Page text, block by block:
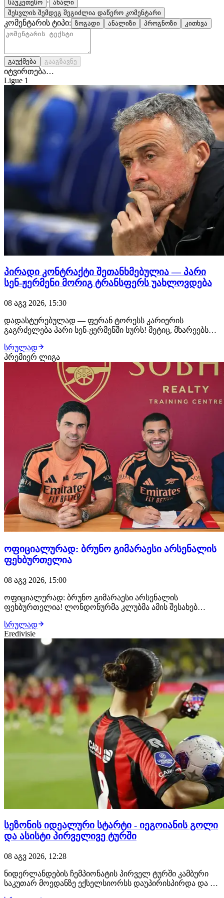
საუკეთესო
ახალი
შესვლის შემდეგ შეგიძლია დაწერო კომენტარი
კომენტარის ტიპი: ზოგადი ანალიზი პროგნოზი კითხვა
გაუქმება გააგზავნე
იტვირთება…
Ligue 1
პირადი კონტრაქტი შეთანხმებულია — პარი
სენ-ჟერმენი მორიგ ტრანსფერს უახლოვდება
08 აგვ 2026, 15:30
დადასტურებულად — ფერან ტორესს კარიერის
გაგრძელება პარი სენ-ჟერმენში სურს! მეტიც, მხარეებს
შეთანხმებულია, პარიზელები კი ტრანსფერის დახურვას
უახლოეს დღეებში გეგმავენ. ლუის ენრიკეს დაჟინებული
მოთხოვნით, კლუბმა ესპანელი ფორვარდის
ტრანსფერზე მუშაობ…
სრულად
პრემიერ ლიგა
ოფიციალურად: ბრუნო გიმარაესი არსენალის
ფეხბურთელია
08 აგვ 2026, 15:00
ოფიციალურად: ბრუნო გიმარაესი არსენალის
ფეხბურთელია! ლონდონურმა კლუბმა ამის შესახებ
ბრაზილიელმა ნახევარმცველმა არსენალთან
კონტრაქტი 2030 წლამდე გააფორმა, მხარეებს შორის კი
£75 მილიონიანი გარიგება შედგა.
სრულად
Eredivisie
სეზონის იდეალური სტარტი - იეგოიანის გოლი
და ასისტი პირველივე ტურში
08 აგვ 2026, 12:28
ნიდერლანდების ჩემპიონატის პირველ ტურში კამბური
საკუთარ მოედანზე ექსელსიორსს დაუპირისპირდა და 0:4